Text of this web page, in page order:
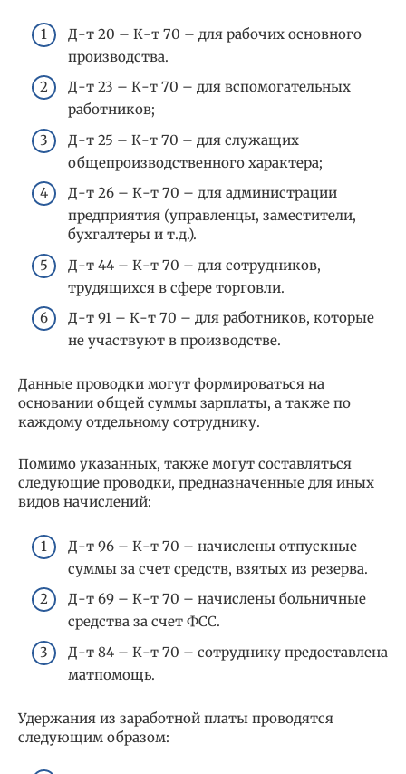
Д-т 20 – К-т 70 – для рабочих основного
производства.
Д-т 23 – К-т 70 – для вспомогательных
работников;
Д-т 25 – К-т 70 – для служащих
общепроизводственного характера;
Д-т 26 – К-т 70 – для администрации
предприятия (управленцы, заместители,
бухгалтеры и т.д.).
Д-т 44 – К-т 70 – для сотрудников,
трудящихся в сфере торговли.
Д-т 91 – К-т 70 – для работников, которые
не участвуют в производстве.
Данные проводки могут формироваться на
основании общей суммы зарплаты, а также по
каждому отдельному сотруднику.
Помимо указанных, также могут составляться
следующие проводки, предназначенные для иных
видов начислений:
Д-т 96 – К-т 70 – начислены отпускные
суммы за счет средств, взятых из резерва.
Д-т 69 – К-т 70 – начислены больничные
средства за счет ФСС.
Д-т 84 – К-т 70 – сотруднику предоставлена
матпомощь.
Удержания из заработной платы проводятся
следующим образом: